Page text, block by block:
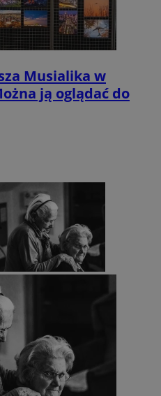
Musialika w
ją oglądać do